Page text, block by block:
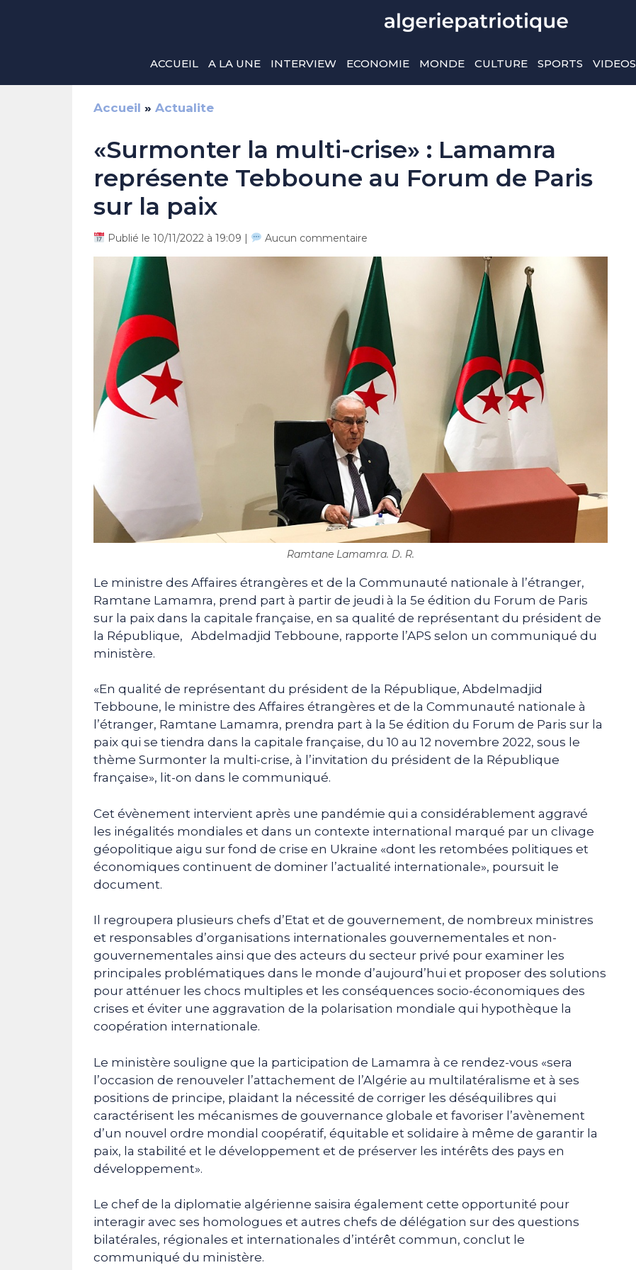
ACCUEIL A LA UNE INTERVIEW ECONOMIE MONDE CULTURE SPORTS VIDEOS
Accueil » Actualite
«Surmonter la multi-crise» : Lamamra
représente Tebboune au Forum de Paris
sur la paix
Publié le 10/11/2022 à 19:09 | Aucun commentaire
Ramtane Lamamra. D. R.
Le ministre des Affaires étrangères et de la Communauté nationale à l’étranger,
Ramtane Lamamra, prend part à partir de jeudi à la 5e édition du Forum de Paris
sur la paix dans la capitale française, en sa qualité de représentant du président de
la République, Abdelmadjid Tebboune, rapporte l’APS selon un communiqué du
ministère.
«En qualité de représentant du président de la République, Abdelmadjid
Tebboune, le ministre des Affaires étrangères et de la Communauté nationale à
l’étranger, Ramtane Lamamra, prendra part à la 5e édition du Forum de Paris sur la
paix qui se tiendra dans la capitale française, du 10 au 12 novembre 2022, sous le
thème Surmonter la multi-crise, à l’invitation du président de la République
française», lit-on dans le communiqué.
Cet évènement intervient après une pandémie qui a considérablement aggravé
les inégalités mondiales et dans un contexte international marqué par un clivage
géopolitique aigu sur fond de crise en Ukraine «dont les retombées politiques et
économiques continuent de dominer l’actualité internationale», poursuit le
document.
Il regroupera plusieurs chefs d’Etat et de gouvernement, de nombreux ministres
et responsables d’organisations internationales gouvernementales et non-
gouvernementales ainsi que des acteurs du secteur privé pour examiner les
principales problématiques dans le monde d’aujourd’hui et proposer des solutions
pour atténuer les chocs multiples et les conséquences socio-économiques des
crises et éviter une aggravation de la polarisation mondiale qui hypothèque la
coopération internationale.
Le ministère souligne que la participation de Lamamra à ce rendez-vous «sera
l’occasion de renouveler l’attachement de l’Algérie au multilatéralisme et à ses
positions de principe, plaidant la nécessité de corriger les déséquilibres qui
caractérisent les mécanismes de gouvernance globale et favoriser l’avènement
d’un nouvel ordre mondial coopératif, équitable et solidaire à même de garantir la
paix, la stabilité et le développement et de préserver les intérêts des pays en
développement».
Le chef de la diplomatie algérienne saisira également cette opportunité pour
interagir avec ses homologues et autres chefs de délégation sur des questions
bilatérales, régionales et internationales d’intérêt commun, conclut le
communiqué du ministère.